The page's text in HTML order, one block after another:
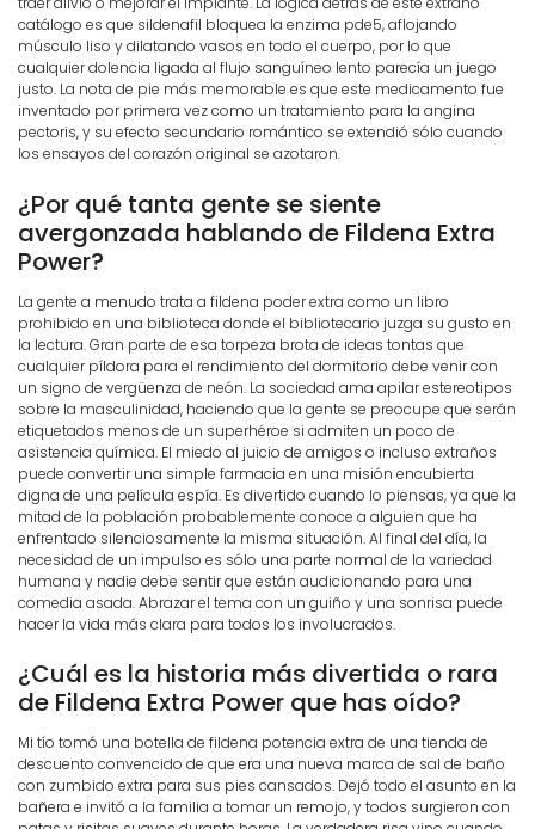
catálogo es que sildenafil bloquea la enzima pde5, aflojando
músculo liso y dilatando vasos en todo el cuerpo, por lo que
cualquier dolencia ligada al flujo sanguíneo lento parecía un juego
justo. La nota de pie más memorable es que este medicamento fue
inventado por primera vez como un tratamiento para la angina
pectoris, y su efecto secundario romántico se extendió sólo cuando
los ensayos del corazón original se azotaron.
¿Por qué tanta gente se siente
avergonzada hablando de Fildena Extra
Power?
La gente a menudo trata a fildena poder extra como un libro
prohibido en una biblioteca donde el bibliotecario juzga su gusto en
la lectura. Gran parte de esa torpeza brota de ideas tontas que
cualquier píldora para el rendimiento del dormitorio debe venir con
un signo de vergüenza de neón. La sociedad ama apilar estereotipos
sobre la masculinidad, haciendo que la gente se preocupe que serán
etiquetados menos de un superhéroe si admiten un poco de
asistencia química. El miedo al juicio de amigos o incluso extraños
puede convertir una simple farmacia en una misión encubierta
digna de una película espía. Es divertido cuando lo piensas, ya que la
mitad de la población probablemente conoce a alguien que ha
enfrentado silenciosamente la misma situación. Al final del día, la
necesidad de un impulso es sólo una parte normal de la variedad
humana y nadie debe sentir que están audicionando para una
comedia asada. Abrazar el tema con un guiño y una sonrisa puede
hacer la vida más clara para todos los involucrados.
¿Cuál es la historia más divertida o rara
de Fildena Extra Power que has oído?
Mi tío tomó una botella de fildena potencia extra de una tienda de
descuento convencido de que era una nueva marca de sal de baño
con zumbido extra para sus pies cansados. Dejó todo el asunto en la
bañera e invitó a la familia a tomar un remojo, y todos surgieron con